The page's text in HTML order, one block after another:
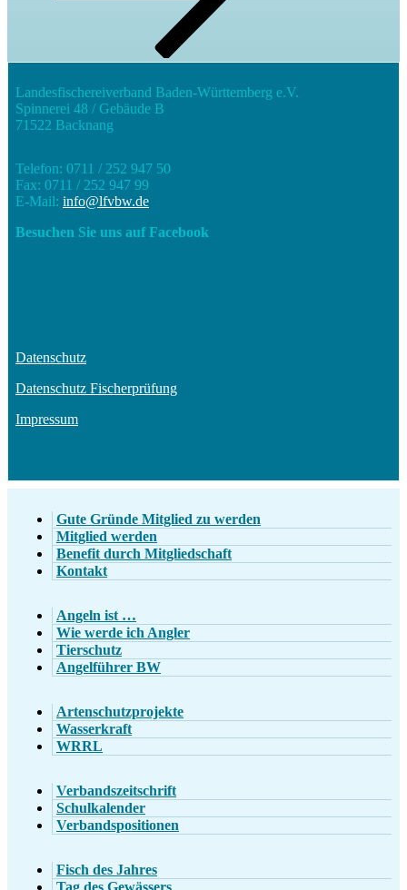
Landesfischereiverband Baden-Württemberg e.V.
Spinnerei 48 / Gebäude B
71522 Backnang
Telefon: 0711 / 252 947 50
Fax: 0711 / 252 947 99
E-Mail: info@lfvbw.de
Besuchen Sie uns auf Facebook
Datenschutz
Datenschutz Fischerprüfung
Impressum
Gute Gründe Mitglied zu werden
Mitglied werden
Benefit durch Mitgliedschaft
Kontakt
Angeln ist …
Wie werde ich Angler
Tierschutz
Angelführer BW
Artenschutzprojekte
Wasserkraft
WRRL
Verbandszeitschrift
Schulkalender
Verbandspositionen
Fisch des Jahres
Tag des Gewässers